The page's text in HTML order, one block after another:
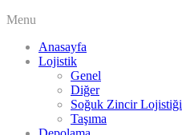
Menu
Anasayfa
Lojistik
Genel
Diğer
Soğuk Zincir Lojistiği
Taşıma